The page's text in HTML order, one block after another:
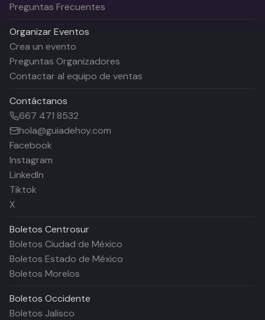
Preguntas Frecuentes
Organizar Eventos
Crea un evento
Preguntas Organizadores
Contactar al equipo de ventas
Contáctanos
667 471 8532
hola@guiadehoy.com
Facebook
Instagram
LinkedIn
Tiktok
X
Boletos Centrosur
Boletos Ciudad de México
Boletos Estado de México
Boletos Morelos
Boletos Occidente
Boletos Jalisco